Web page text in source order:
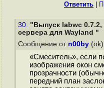
Ответить
30. "Выпуск labwc 0.7.2,
сервера для Wayland "
Сообщение от n00by
«Смеситель», если
изображения окон
прозрачности
передний план